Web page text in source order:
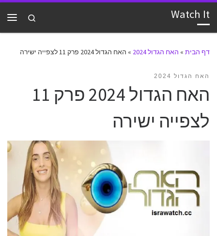
דלג לתוכן Watch It
Search
דף הבית » האח הגדול 2024 » האח הגדול 2024 פרק 11 לצפייה ישירה
האח הגדול 2024
האח הגדול 2024 פרק 11
לצפייה ישירה